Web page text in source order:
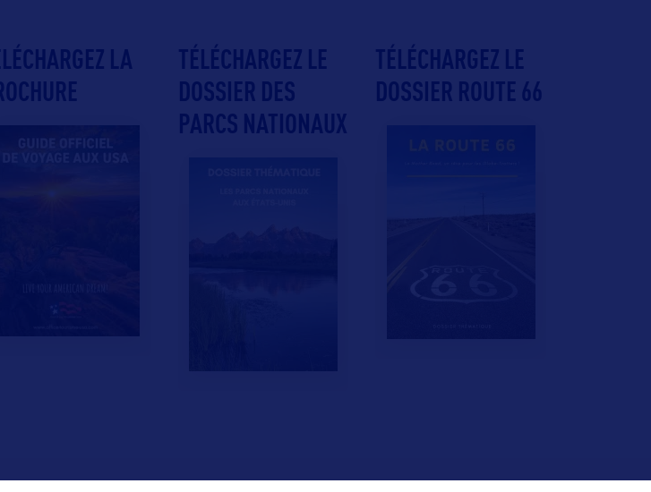
LA
TÉLÉCHARGEZ LE
DOSSIER DES
PARCS NATIONAUX
TÉLÉCHARGEZ LE
DOSSIER ROUTE 66